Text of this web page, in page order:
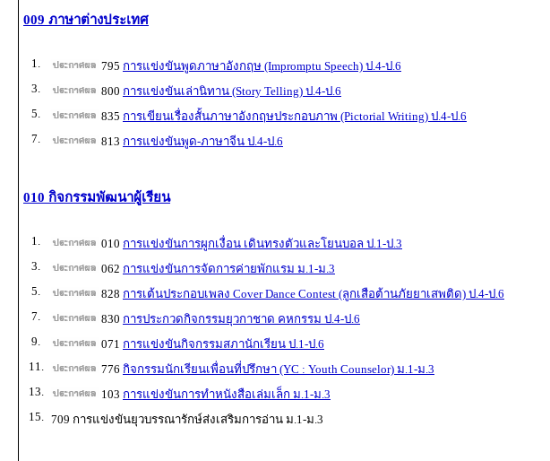
009 ภาษาต่างประเทศ
1. 795 การแข่งขันพูดภาษาอังกฤษ (Impromptu Speech) ป.4-ป.6
3.
800 การแข่งขันเล่านิทาน (Story Telling) ป.4-ป.6
5.
835 การเขียนเรื่องสั้นภาษาอังกฤษประกอบภาพ (Pictorial Writing) ป.4-ป.6
7.
813 การแข่งขันพูด-ภาษาจีน ป.4-ป.6
010 กิจกรรมพัฒนาผู้เรียน
1. 010 การแข่งขันการผูกเงื่อน เดินทรงตัวและโยนบอล ป.1-ป.3
3.
062 การแข่งขันการจัดการค่ายพักแรม ม.1-ม.3
5.
828 การเต้นประกอบเพลง Cover Dance Contest (ลูกเสือต้านภัยยาเสพติด) ป.4-ป.6
7.
830 การประกวดกิจกรรมยุวกาชาด คหกรรม ป.4-ป.6
9.
071 การแข่งขันกิจกรรมสภานักเรียน ป.1-ป.6
11.
776 กิจกรรมนักเรียนเพื่อนที่ปรึกษา (YC : Youth Counselor) ม.1-ม.3
13.
103 การแข่งขันการทำหนังสือเล่มเล็ก ม.1-ม.3
15.
709 การแข่งขันยุวบรรณารักษ์ส่งเสริมการอ่าน ม.1-ม.3